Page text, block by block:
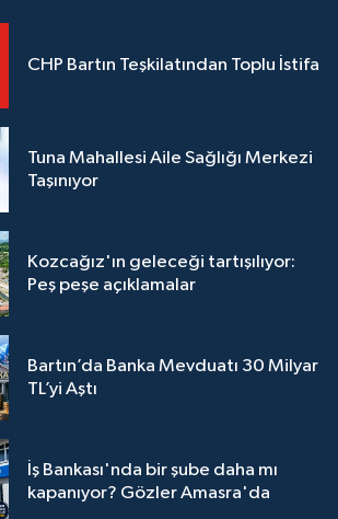
CHP Bartın Teşkilatından Toplu İstifa
Tuna Mahallesi Aile Sağlığı Merkezi
Taşınıyor
Kozcağız'ın geleceği tartışılıyor:
Peş peşe açıklamalar
Bartın’da Banka Mevduatı 30 Milyar
TL’yi Aştı
İş Bankası'nda bir şube daha mı
kapanıyor? Gözler Amasra'da